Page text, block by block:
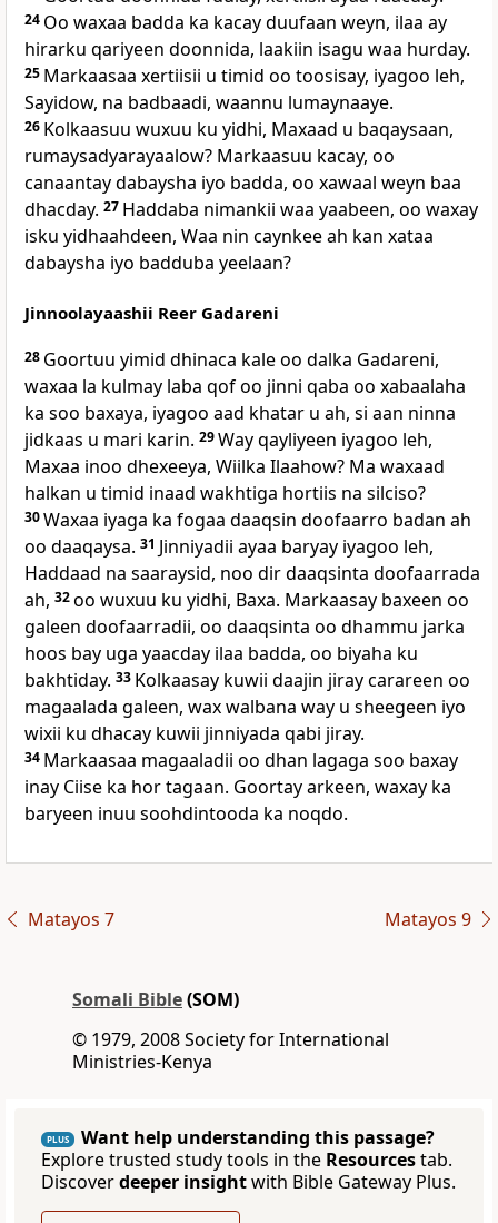
24 Oo waxaa badda ka kacay duufaan weyn, ilaa ay
hirarku qariyeen doonnida, laakiin isagu waa hurday.
25 Markaasaa xertiisii u timid oo toosisay, iyagoo leh,
Sayidow, na badbaadi, waannu lumaynaaye.
26 Kolkaasuu wuxuu ku yidhi, Maxaad u baqaysaan,
rumaysadyarayaalow? Markaasuu kacay, oo
canaantay dabaysha iyo badda, oo xawaal weyn baa
dhacday. 27 Haddaba nimankii waa yaabeen, oo waxay
isku yidhaahdeen, Waa nin caynkee ah kan xataa
dabaysha iyo badduba yeelaan?
Jinnoolayaashii Reer Gadareni
28 Goortuu yimid dhinaca kale oo dalka Gadareni,
waxaa la kulmay laba qof oo jinni qaba oo xabaalaha
ka soo baxaya, iyagoo aad khatar u ah, si aan ninna
jidkaas u mari karin. 29Way qayliyeen iyagoo leh,
Maxaa inoo dhexeeya, Wiilka Ilaahow? Ma waxaad
halkan u timid inaad wakhtiga hortiis na silciso?
30Waxaa iyaga ka fogaa daaqsin doofaarro badan ah
oo daaqaysa. 31 Jinniyadii ayaa baryay iyagoo leh,
Haddaad na saaraysid, noo dir daaqsinta doofaarrada
ah, 32oo wuxuu ku yidhi, Baxa. Markaasay baxeen oo
galeen doofaarradii, oo daaqsinta oo dhammu jarka
hoos bay uga yaacday ilaa badda, oo biyaha ku
bakhtiday. 33 Kolkaasay kuwii daajin jiray carareen oo
magaalada galeen, wax walbana way u sheegeen iyo
wixii ku dhacay kuwii jinniyada qabi jiray.
34 Markaasaa magaaladii oo dhan lagaga soo baxay
inay Ciise ka hor tagaan. Goortay arkeen, waxay ka
baryeen inuu soohdintooda ka noqdo.
Matayos 7 Matayos 9
Somali Bible(SOM)
© 1979, 2008 Society for International
Ministries-Kenya
PLUS
Want help understanding this passage?
Explore trusted study tools in the Resourcestab.
Discoverdeeper insightwith Bible Gateway Plus.